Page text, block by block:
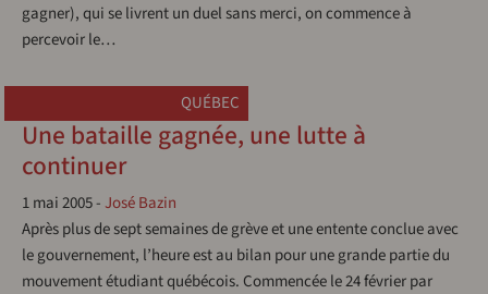
gagner), qui se livrent un duel sans merci, on commence à
percevoir le…
QUÉBEC
Une bataille gagnée, une lutte à
continuer
1 mai 2005-José Bazin
Après plus de sept semaines de grève et une entente conclue avec
le gouvernement, l’heure est au bilan pour une grande partie du
mouvement étudiant québécois. Commencée le 24 février par